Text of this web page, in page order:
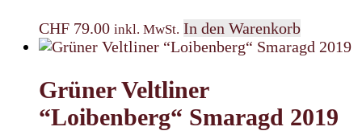
CHF 79.00 inkl. MwSt. In den Warenkorb
Grüner Veltliner
“Loibenberg“ Smaragd 2019